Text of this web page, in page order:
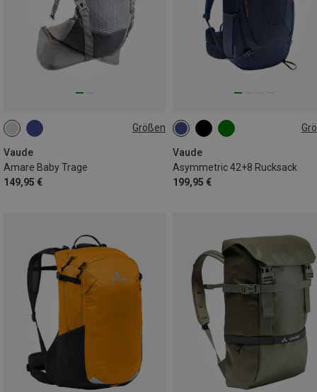
Größen
Vaude
Amare Baby Trage
149,95 €
20L
Vaude
Asymmetric 42+8 Rucksack
199,95 €
42L+8L